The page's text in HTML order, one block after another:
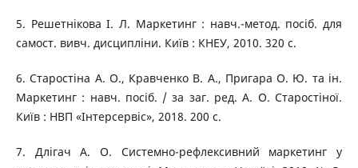
5. Решетнікова І. Л. Маркетинг : навч.-метод. посіб. для
самост. вивч. дисципліни. Київ : КНЕУ, 2010. 320 с.
6. Старостіна А. О., Кравченко В. А., Пригара О. Ю. та ін.
Маркетинг : навч. посіб. / за заг. ред. А. О. Старостіної.
Київ : НВП «Інтерсервіс», 2018. 200 с.
7. Длігач А. О. Системно-рефлексивний маркетинг у